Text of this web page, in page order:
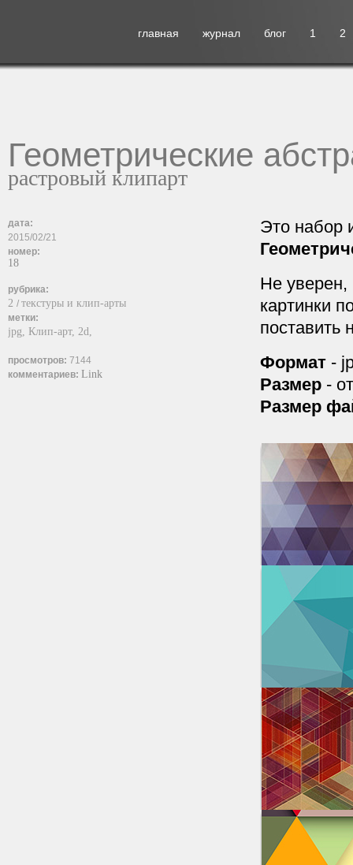
главная журнал блог 1 2
Геометрические
растровый клипарт
дата:
2015/02/21
номер:
18
рубрика:
2 / текстуры и клип-арты
метки:
jpg, Клип-арт, 2d,
просмотров: 7144
комментариев: Link
Это набор
Не уверен,
картинки
поставить
Формат -
Размер -
Размер